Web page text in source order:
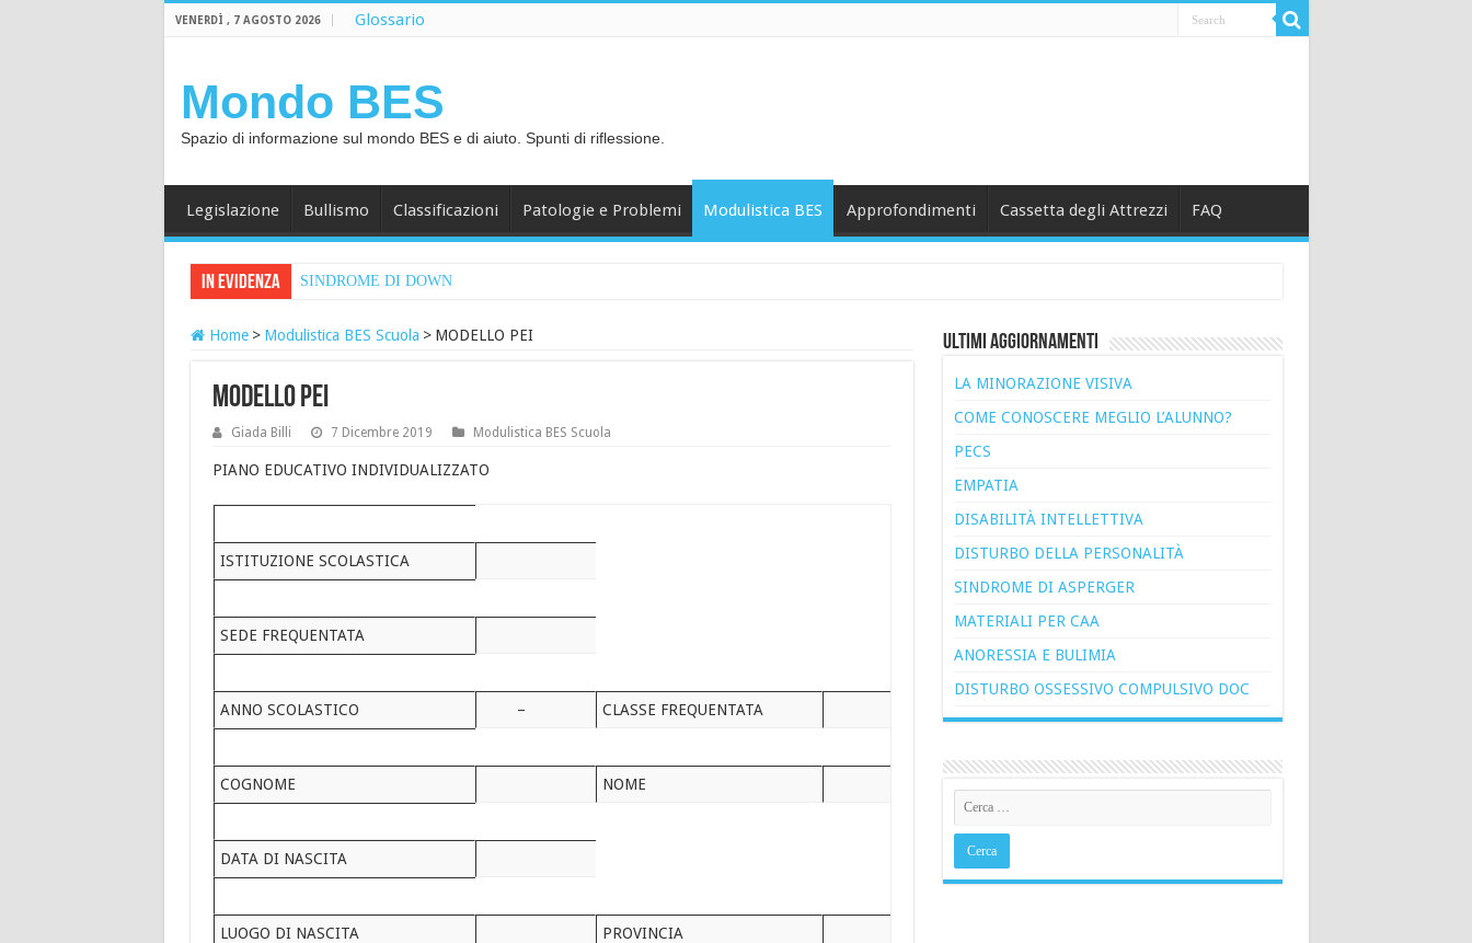
VENERDÌ , 7 AGOSTO 2026 Glossario
Mondo BES
Spazio di informazione sul mondo BES e di aiuto. Spunti di riflessione.
Legislazione Bullismo Classificazioni Patologie e Problemi Modulistica BES Approfondimenti Cassetta degli Attrezzi FAQ
In Evidenza SINDROME DI DOWN
Home > Modulistica BES Scuola > MODELLO PEI
MODELLO PEI
Giada Billi 7 Dicembre 2019 Modulistica BES Scuola
PIANO EDUCATIVO INDIVIDUALIZZATO
ISTITUZIONE SCOLASTICA
SEDE FREQUENTATA
ANNO SCOLASTICO – CLASSE FREQUENTATA
COGNOME NOME
DATA DI NASCITA
LUOGO DI NASCITA PROVINCIA
Ultimi Aggiornamenti
LA MINORAZIONE VISIVA
COME CONOSCERE MEGLIO L’ALUNNO?
PECS
EMPATIA
DISABILITÀ INTELLETTIVA
DISTURBO DELLA PERSONALITÀ
SINDROME DI ASPERGER
MATERIALI PER CAA
ANORESSIA E BULIMIA
DISTURBO OSSESSIVO COMPULSIVO DOC